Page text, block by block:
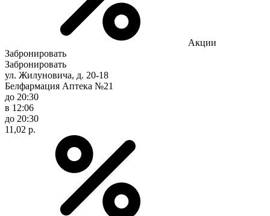
Акции
Забронировать
Забронировать
ул. Жилуновича, д. 20-18
Белфармация Аптека №21
до 20:30
в 12:06
до 20:30
11,02 р.